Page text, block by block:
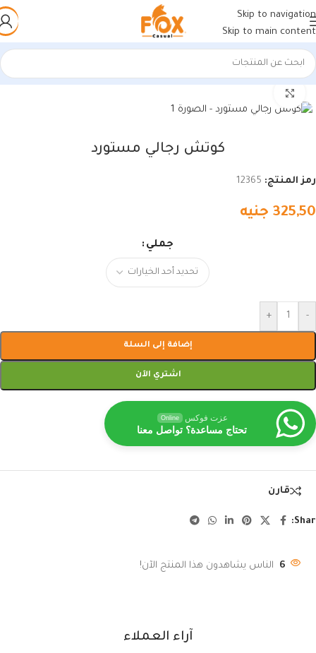
Skip to navigation
Skip to main content
الرئيسية/أحذية رجالي/كوتشي رجالي
كوتش رجالي مستورد
رمز المنتج: 12365
325,50 جنيه
جملي
-
+
إضافة إلى السلة
اشتري الآن
عزت فوكس Online
تحتاج مساعدة؟ تواصل معنا
قارن
6 الناس يشاهدون هذا المنتج الآن!
آراء العملاء